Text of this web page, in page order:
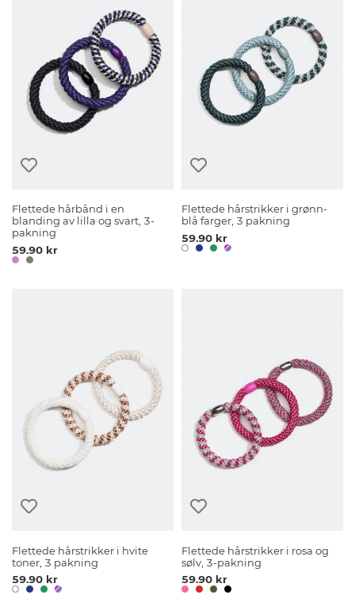
Flettede hårbånd i en
blanding av lilla og svart, 3-
pakning
59.90 kr
Flettede hårstrikker i grønn-
blå farger, 3 pakning
59.90 kr
Flettede hårstrikker i hvite
toner, 3 pakning
59.90 kr
Flettede hårstrikker i rosa og
sølv, 3-pakning
59.90 kr